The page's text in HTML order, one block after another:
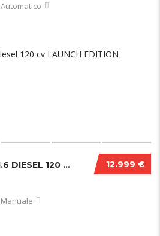
Automatico
12.999 €
OPEL GRANDLAND X 1.6 DIESEL 120 CV LAUNCH EDITION
Manuale